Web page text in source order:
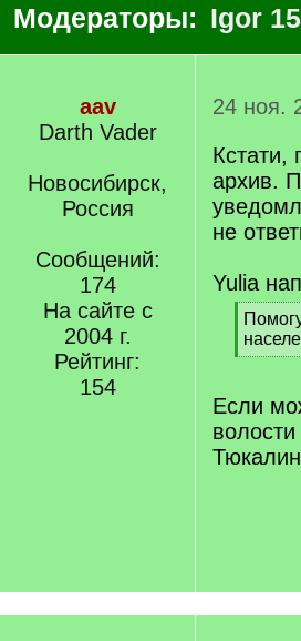
Модераторы: Igor 15
aav
Darth Vader
Новосибирск,
Россия
Сообщений:
174
На сайте с
2004 г.
Рейтинг:
154
24 ноя.
Кстати,
архив.
не
Yulia
[
q
][
q
]
Если